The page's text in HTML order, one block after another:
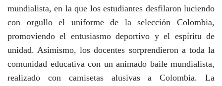
mundialista, en la que los estudiantes desfilaron luciendo
con orgullo el uniforme de la selección Colombia,
promoviendo el entusiasmo deportivo y el espíritu de
unidad. Asimismo, los docentes sorprendieron a toda la
comunidad educativa con un animado baile mundialista,
realizado con camisetas alusivas a Colombia. La